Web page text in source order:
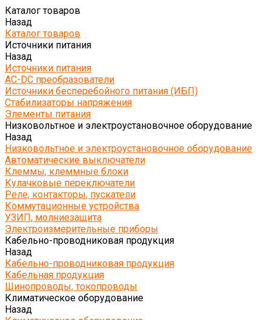
Каталог товаров
Назад
Каталог товаров
Источники питания
Назад
Источники питания
AC-DC преобразователи
Источники бесперебойного питания (ИБП)
Стабилизаторы напряжения
Элементы питания
Низковольтное и электроустановочное оборудование
Назад
Низковольтное и электроустановочное оборудование
Автоматические выключатели
Клеммы, клеммные блоки
Кулачковые переключатели
Реле, контакторы, пускатели
Коммутационные устройства
УЗИП, молниезащита
Электроизмерительные приборы
Кабельно-проводниковая продукция
Назад
Кабельно-проводниковая продукция
Кабельная продукция
Шинопроводы, токопроводы
Климатическое оборудование
Назад